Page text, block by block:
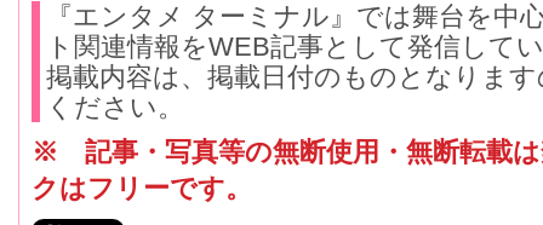
『エンタメ ターミナル』では舞台を中
ト関連情報をWEB記事として発信して
掲載内容は、掲載日付のものとなりま
ください。
※ 記事・写真等の無断使用・無断転載
クはフリーです。